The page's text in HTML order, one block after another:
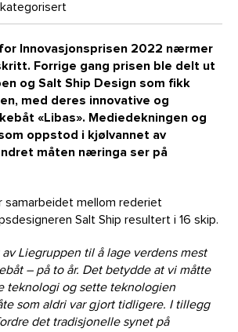
Innovasjonsprisen 2022 nærmer
Forrige gang prisen ble delt ut
og Salt Ship Design som fikk
med deres innovative og
«Libas». Mediedekningen og
oppstod i kjølvannet av
måten næringa ser på
samarbeidet mellom rederiet
Salt Ship resultert i 16 skip.
Liegruppen til å lage verdens mest
– på to år. Det betydde at vi måtte
teknologi og sette teknologien
som aldri var gjort tidligere. I tillegg
det tradisjonelle synet på